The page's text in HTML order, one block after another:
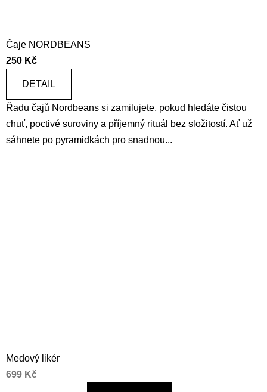
Čaje NORDBEANS
250 Kč
DETAIL
Řadu čajů Nordbeans si zamilujete, pokud hledáte čistou
chuť, poctivé suroviny a příjemný rituál bez složitostí. Ať už
sáhnete po pyramidkách pro snadnou...
Medový likér
699 Kč